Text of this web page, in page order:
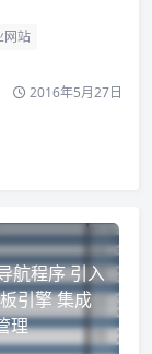
网站
2016年5月27日
航程序 引入
引擎 集成
理